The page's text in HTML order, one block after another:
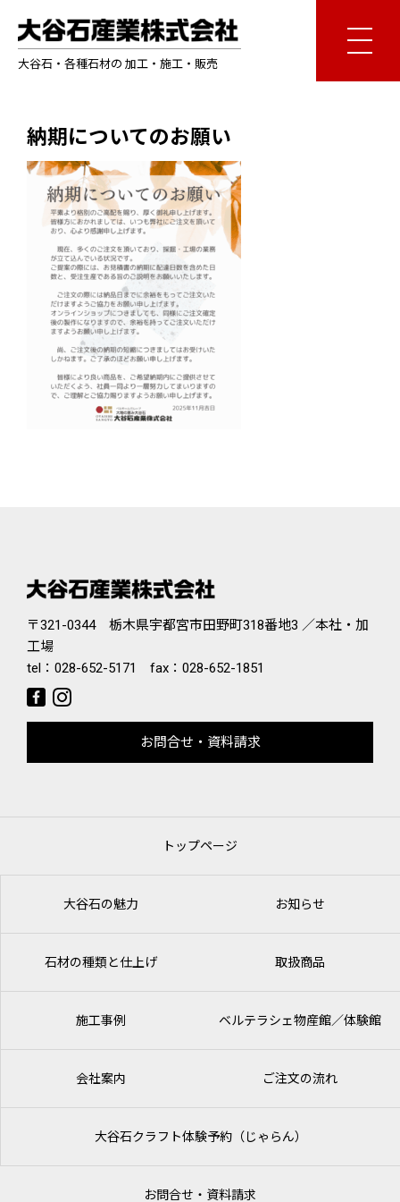
大谷石・各種石材の 加工・施工・販売
納期についてのお願い
〒321-0344 栃木県宇都宮市田野町318番地3 ／本社・加
工場
tel： 028-652-5171 fax：028-652-1851
お問合せ・資料請求
トップページ
大谷石の魅力 お知らせ
石材の種類と仕上げ 取扱商品
施工事例 ベルテラシェ物産館／体験館
会社案内 ご注文の流れ
大谷石クラフト体験予約（じゃらん）
お問合せ・資料請求